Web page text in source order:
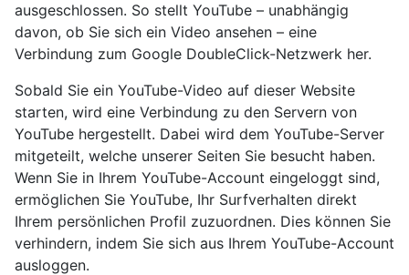
ausgeschlossen. So stellt YouTube – unabhängig
davon, ob Sie sich ein Video ansehen – eine
Verbindung zum Google DoubleClick-Netzwerk her.
Sobald Sie ein YouTube-Video auf dieser Website
starten, wird eine Verbindung zu den Servern von
YouTube hergestellt. Dabei wird dem YouTube-Server
mitgeteilt, welche unserer Seiten Sie besucht haben.
Wenn Sie in Ihrem YouTube-Account eingeloggt sind,
ermöglichen Sie YouTube, Ihr Surfverhalten direkt
Ihrem persönlichen Profil zuzuordnen. Dies können Sie
verhindern, indem Sie sich aus Ihrem YouTube-Account
ausloggen.